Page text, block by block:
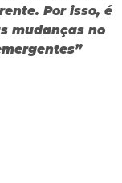
Por isso, é
mudanças no